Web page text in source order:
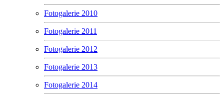
Fotogalerie 2010
Fotogalerie 2011
Fotogalerie 2012
Fotogalerie 2013
Fotogalerie 2014